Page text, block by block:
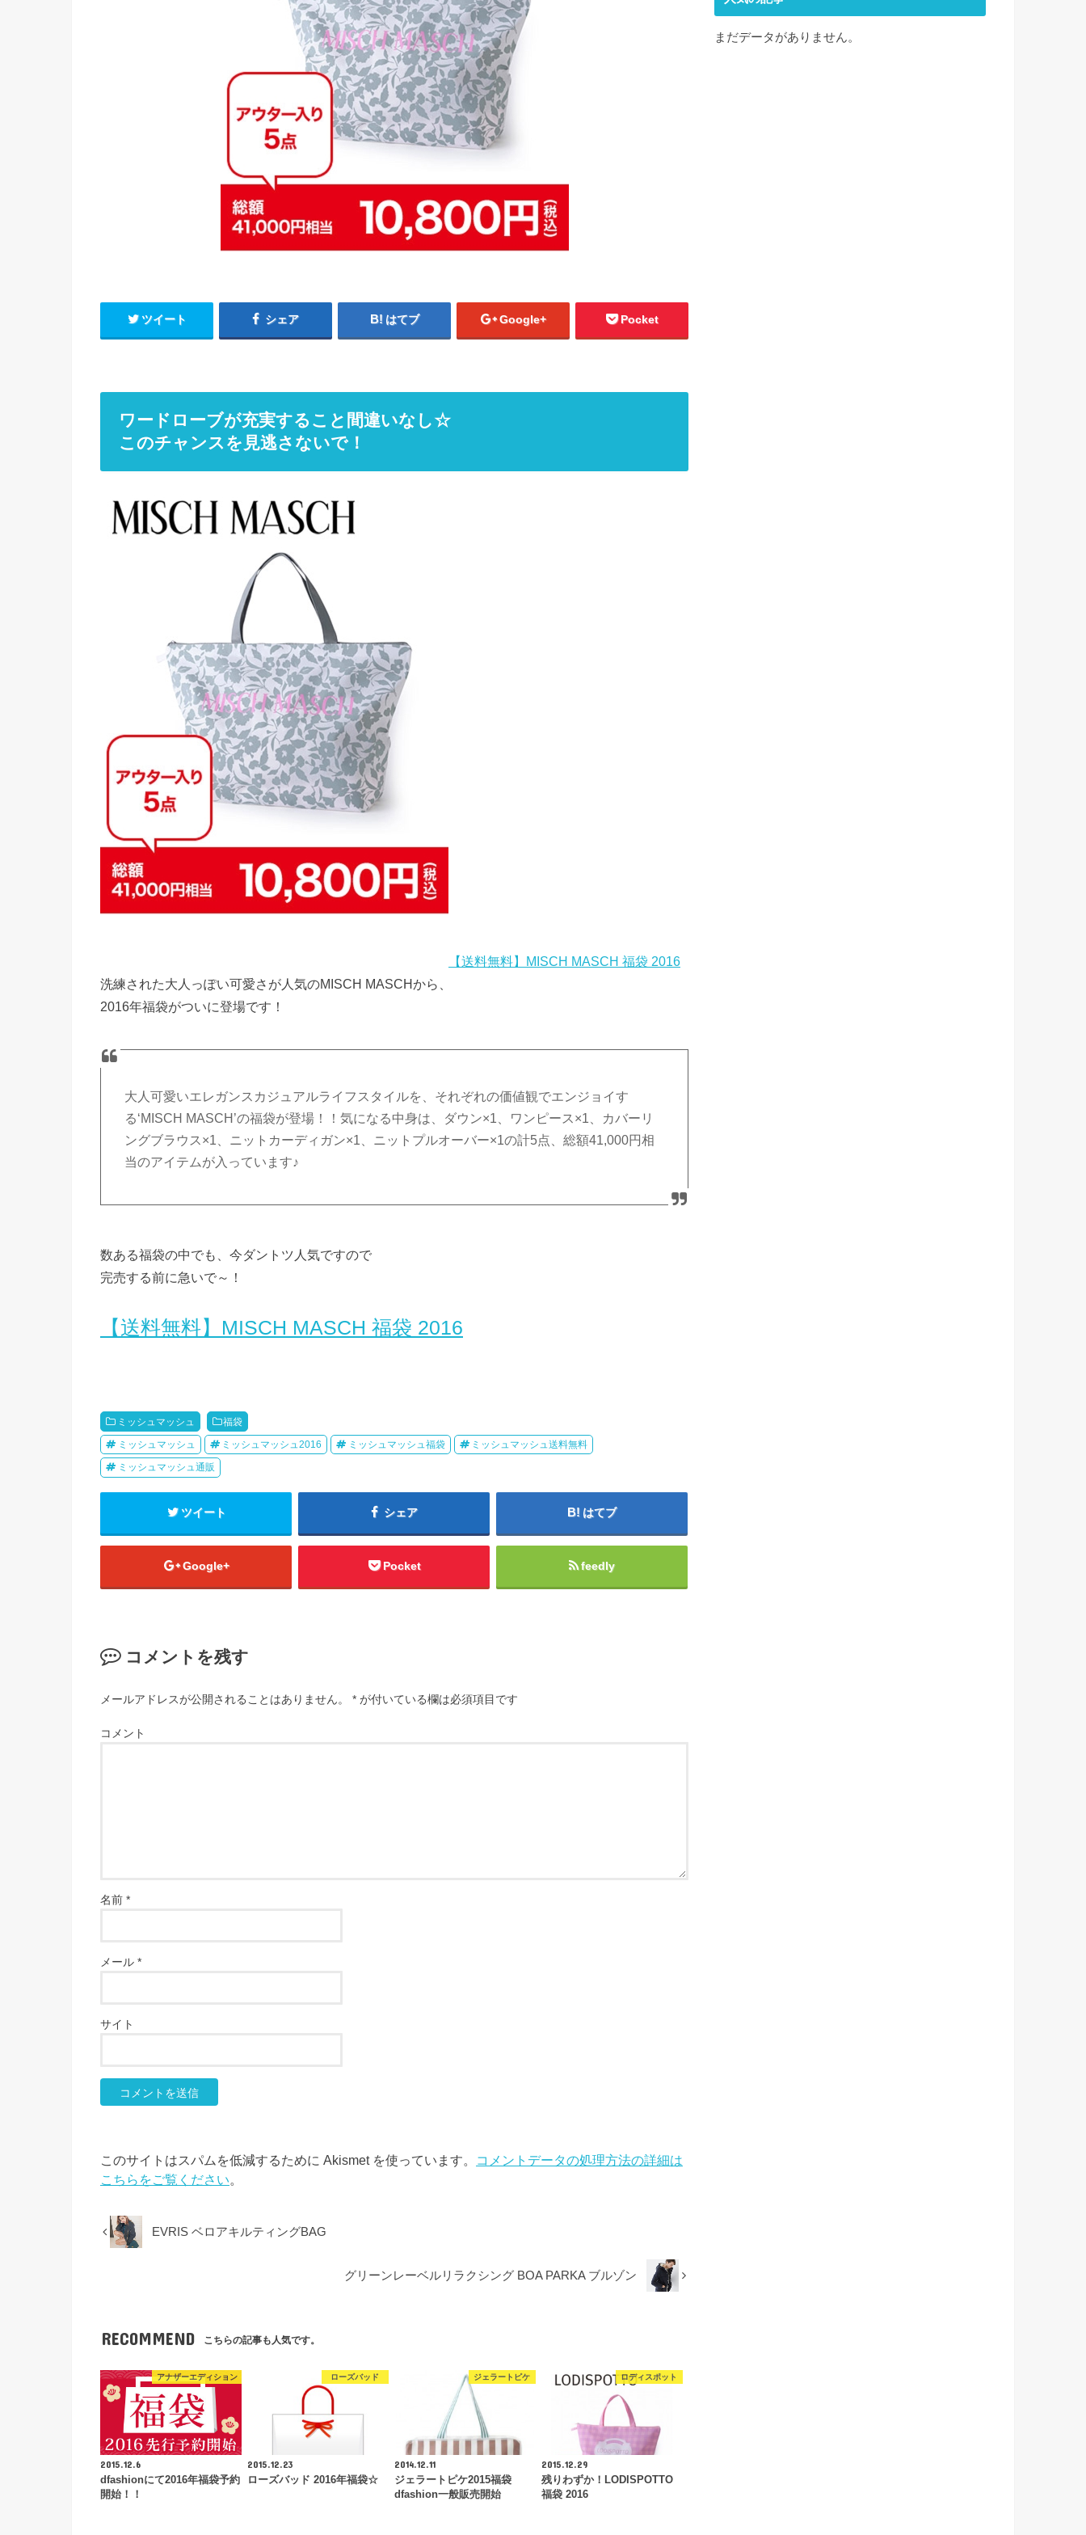
ツイート シェア はてブ Google+ Pocket
ワードローブが充実すること間違いなし☆
このチャンスを見逃さないで！
【送料無料】MISCH MASCH 福袋 2016
洗練された大人っぽい可愛さが人気のMISCH MASCHから、
2016年福袋がついに登場です！
大人可愛いエレガンスカジュアルライフスタイルを、それぞれの価値観でエンジョイす
る‘MISCH MASCH’の福袋が登場！！気になる中身は、ダウン×1、ワンピース×1、カバーリ
ングブラウス×1、ニットカーディガン×1、ニットプルオーバー×1の計5点、総額41,000円相
当のアイテムが入っています♪
数ある福袋の中でも、今ダントツ人気ですので
完売する前に急いで～！
【送料無料】MISCH MASCH 福袋 2016
ミッシュマッシュ 福袋
ミッシュマッシュ ミッシュマッシュ2016 ミッシュマッシュ福袋 ミッシュマッシュ送料無料
ミッシュマッシュ通販
ツイート シェア はてブ
Google+ Pocket feedly
コメントを残す
メールアドレスが公開されることはありません。 * が付いている欄は必須項目です
コメント
名前 *
メール *
サイト
このサイトはスパムを低減するために Akismet を使っています。
コメントデータの処理方法の詳細は
こちらをご覧ください。
EVRIS ベロアキルティングBAG
グリーンレーベルリラクシング BOA PARKA ブルゾン
RECOMMEND こちらの記事も人気です。
アナザーエディション
2015.12.6
dfashionにて2016年福袋予約
開始！！
ローズバッド
2015.12.23
ローズバッド 2016年福袋☆
ジェラートピケ
2014.12.11
ジェラートピケ2015福袋
dfashion一般販売開始
ロディスポット
2015.12.29
残りわずか！LODISPOTTO
福袋 2016
まだデータがありません。